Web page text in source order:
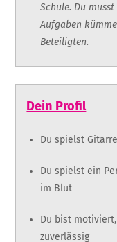
Schule. Du
Aufgaben
Beteiligten.
Dein Profil
Du spielst
Du spielst ein
im Blut
Du bist
zuverlässig